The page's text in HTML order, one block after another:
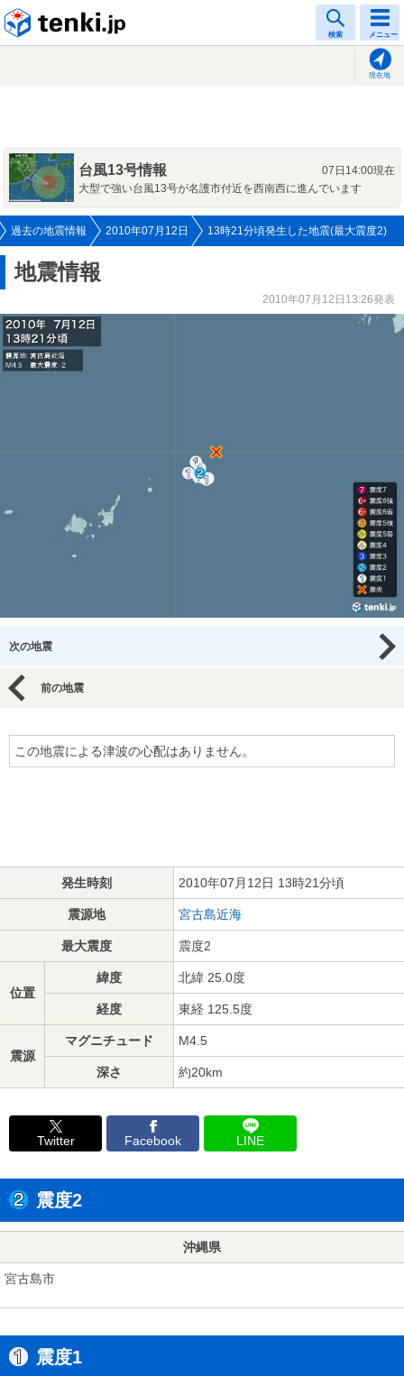
検索 メニュー
現在地
台風13号情報
07日14:00現在
大型で強い台風13号が名護市付近を西南西に進んでいます
過去の地震情報 2010年07月12日 13時21分頃発生した地震(最大震度2)
地震情報
2010年07月12日13:26発表
次の地震
前の地震
この地震による津波の心配はありません。
発生時刻 2010年07月12日 13時21分頃
震源地 宮古島近海
最大震度 震度2
位置
緯度 北緯 25.0度
経度 東経 125.5度
震源
マグニチュード M4.5
深さ 約20km
Twitter Facebook LINE
震度2
沖縄県
宮古島市
震度1